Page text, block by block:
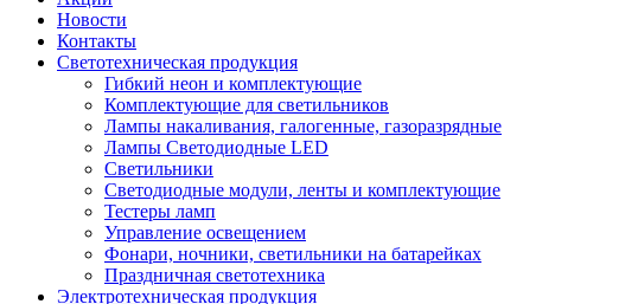
Новости
Контакты
Светотехническая продукция
Гибкий неон и комплектующие
Комплектующие для светильников
Лампы накаливания, галогенные, газоразрядные
Лампы Светодиодные LED
Светильники
Светодиодные модули, ленты и комплектующие
Тестеры ламп
Управление освещением
Фонари, ночники, светильники на батарейках
Праздничная светотехника
Электротехническая продукция